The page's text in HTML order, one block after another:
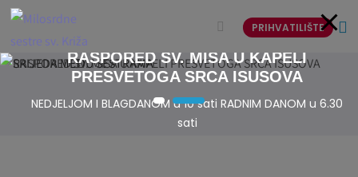
PRIHVATILIŠTE
RASPORED SV. MISA U KAPELI
PRESVETOGA SRCA ISUSOVA
NEDJELJOM I BLAGDANOM u 10 sati RADNIM DANOM u 6.30
sati